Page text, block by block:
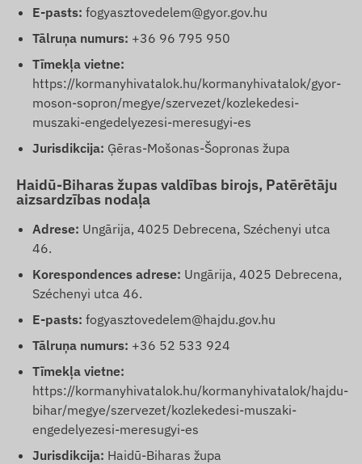
E-pasts: fogyasztovedelem@gyor.gov.hu
Tālruņa numurs: +36 96 795 950
Tīmekļa vietne:
https://kormanyhivatalok.hu/kormanyhivatalok/gyor-
moson-sopron/megye/szervezet/kozlekedesi-
muszaki-engedelyezesi-meresugyi-es
Jurisdikcija: Ģēras-Mošonas-Šopronas župa
Haidū-Biharas župas valdības birojs, Patērētāju
aizsardzības nodaļa
Adrese: Ungārija, 4025 Debrecena, Széchenyi utca
46.
Korespondences adrese: Ungārija, 4025 Debrecena,
Széchenyi utca 46.
E-pasts: fogyasztovedelem@hajdu.gov.hu
Tālruņa numurs: +36 52 533 924
Tīmekļa vietne:
https://kormanyhivatalok.hu/kormanyhivatalok/hajdu-
bihar/megye/szervezet/kozlekedesi-muszaki-
engedelyezesi-meresugyi-es
Jurisdikcija: Haidū-Biharas župa